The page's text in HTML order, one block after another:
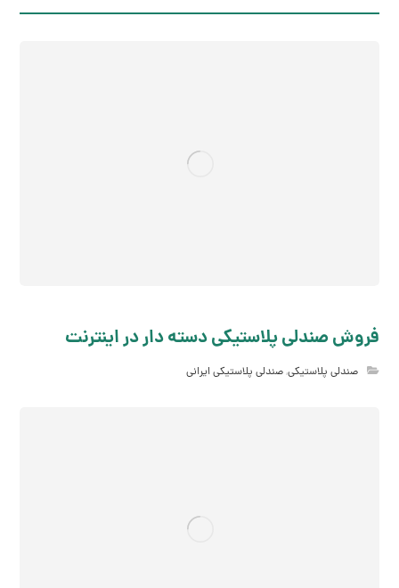
فروش صندلی پلاستیکی دسته دار در اینترنت
صندلی پلاستیکی,صندلی پلاستیکی ایرانی